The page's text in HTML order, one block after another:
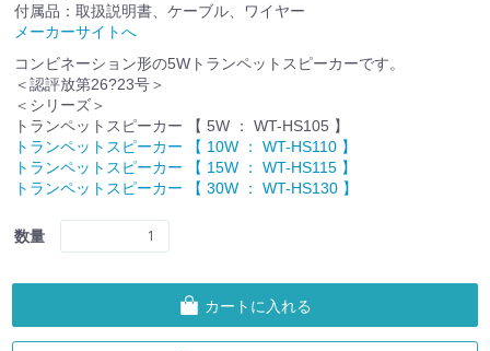
付属品：取扱説明書、ケーブル、ワイヤー
メーカーサイトへ
コンビネーション形の5Wトランペットスピーカーです。
＜認評放第26?23号＞
＜シリーズ＞
トランペットスピーカー 【 5W ： WT-HS105 】
トランペットスピーカー 【 10W ： WT-HS110 】
トランペットスピーカー 【 15W ： WT-HS115 】
トランペットスピーカー 【 30W ： WT-HS130 】
数量
カートに入れる